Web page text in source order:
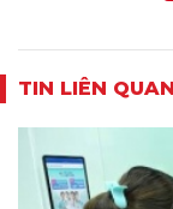
TIN LIÊN QUAN